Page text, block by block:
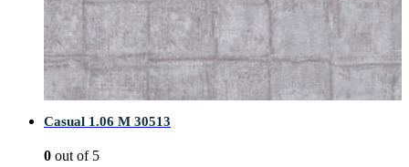
Casual 1.06 M 30513
0 out of 5